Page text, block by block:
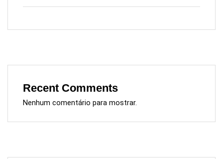
Recent Comments
Nenhum comentário para mostrar.